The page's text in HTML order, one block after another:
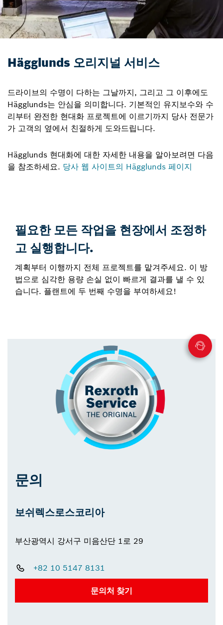
Hägglunds 오리지널 서비스
드라이브의 수명이 다하는 그날까지, 그리고 그 이후에도
Hägglunds는 안심을 의미합니다. 기본적인 유지보수와 수
리부터 완전한 현대화 프로젝트에 이르기까지 당사 전문가
가 고객의 옆에서 친절하게 도와드립니다.
Hägglunds 현대화에 대한 자세한 내용을 알아보려면 다음
을 참조하세요. 당사 웹 사이트의 Hägglunds 페이지
필요한 모든 작업을 현장에서 조정하
고 실행합니다.
계획부터 이행까지 전체 프로젝트를 맡겨주세요. 이 방
법으로 심각한 용량 손실 없이 빠르게 결과를 낼 수 있
습니다. 플랜트에 두 번째 수명을 부여하세요!
문의
보쉬렉스로스코리아
부산광역시 강서구 미음산단 1로 29
+82 10 5147 8131
문의처 찾기